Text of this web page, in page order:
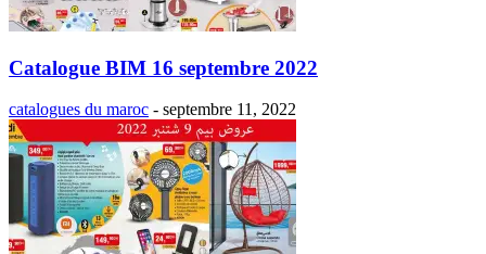
Catalogue BIM 16 septembre 2022
catalogues du maroc - septembre 11, 2022